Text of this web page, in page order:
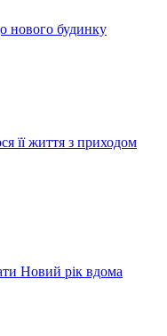
нового будинку
її життя з приходом
Новий рік вдома